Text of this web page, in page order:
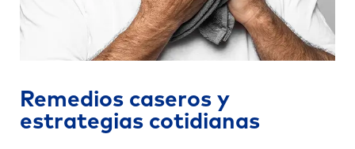
Remedios caseros y
estrategias cotidianas